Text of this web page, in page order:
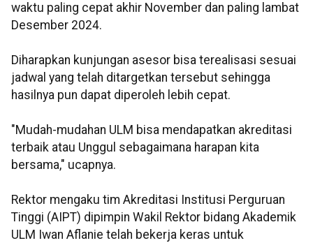
waktu paling cepat akhir November dan paling lambat
Desember 2024.
Diharapkan kunjungan asesor bisa terealisasi sesuai
jadwal yang telah ditargetkan tersebut sehingga
hasilnya pun dapat diperoleh lebih cepat.
"Mudah-mudahan ULM bisa mendapatkan akreditasi
terbaik atau Unggul sebagaimana harapan kita
bersama," ucapnya.
Rektor mengaku tim Akreditasi Institusi Perguruan
Tinggi (AIPT) dipimpin Wakil Rektor bidang Akademik
ULM Iwan Aflanie telah bekerja keras untuk